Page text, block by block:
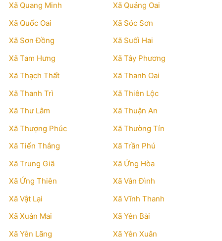
Xã Quang Minh
Xã Quảng Oai
Xã Quốc Oai
Xã Sóc Sơn
Xã Sơn Đồng
Xã Suối Hai
Xã Tam Hưng
Xã Tây Phương
Xã Thạch Thất
Xã Thanh Oai
Xã Thanh Trì
Xã Thiên Lộc
Xã Thư Lâm
Xã Thuận An
Xã Thượng Phúc
Xã Thường Tín
Xã Tiến Thắng
Xã Trần Phú
Xã Trung Giã
Xã Ứng Hòa
Xã Ứng Thiên
Xã Vân Đình
Xã Vật Lại
Xã Vĩnh Thanh
Xã Xuân Mai
Xã Yên Bài
Xã Yên Lãng
Xã Yên Xuân